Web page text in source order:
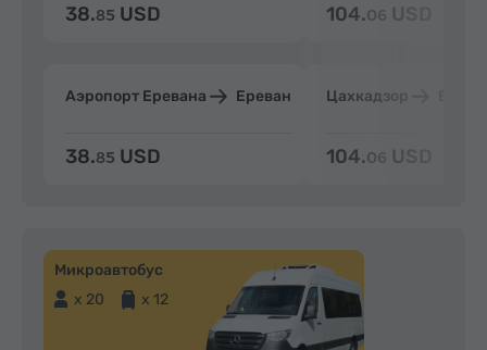
38.85 USD
Аэропорт Еревана Ереван
38.85 USD
104.06 USD
Цахкадзор
104.06 USD
Микроавтобус
x 20
x 12